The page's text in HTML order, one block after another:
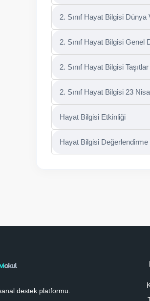
2. Sınıf Hayat Bilgisi Dünya
2. Sınıf Hayat Bilgisi Genel
2. Sınıf Hayat Bilgisi
2. Sınıf Hayat Bilgisi 23
Hayat Bilgisi Etkinliği
Hayat Bilgisi Değerlendirme
okul
destek platformu.